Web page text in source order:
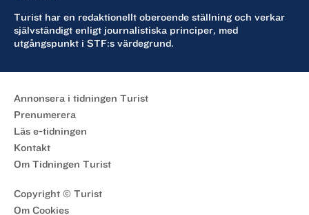
Turist har en redaktionellt oberoende ställning och verkar
självständigt enligt journalistiska principer, med
utgångspunkt i STF:s värdegrund.
Annonsera i tidningen Turist
Prenumerera
Läs e-tidningen
Kontakt
Om Tidningen Turist
Copyright © Turist
Om Cookies